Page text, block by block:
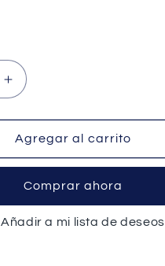
Aumentar
cantidad
para
KF7.62
-
Screw
Terminal
Block
Agregar al carrito
Comprar ahora
Añadir a mi lista de deseos